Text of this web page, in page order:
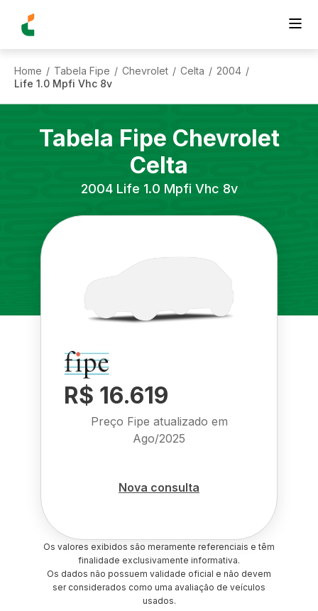
Home / Tabela Fipe / Chevrolet / Celta / 2004 /
Life 1.0 Mpfi Vhc 8v
Tabela Fipe Chevrolet
Celta
2004 Life 1.0 Mpfi Vhc 8v
R$ 16.619
Preço Fipe atualizado em
Ago/2025
Nova consulta
Os valores exibidos são meramente referenciais e têm
finalidade exclusivamente informativa.
Os dados não possuem validade oficial e não devem
ser considerados como uma avaliação de veículos
usados.